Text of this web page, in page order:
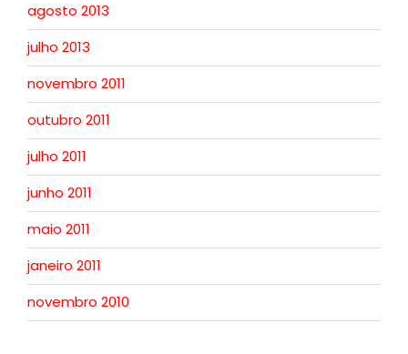
agosto 2013
julho 2013
novembro 2011
outubro 2011
julho 2011
junho 2011
maio 2011
janeiro 2011
novembro 2010